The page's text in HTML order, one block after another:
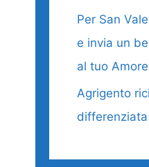
Per San
e invia un
al tuo Amore
Agrigento
differenziata